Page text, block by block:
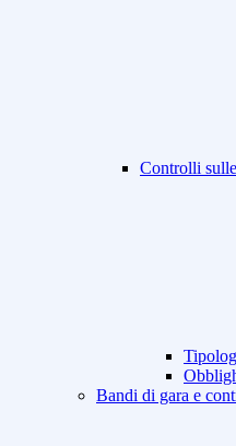
Controlli
Bandi di gara e